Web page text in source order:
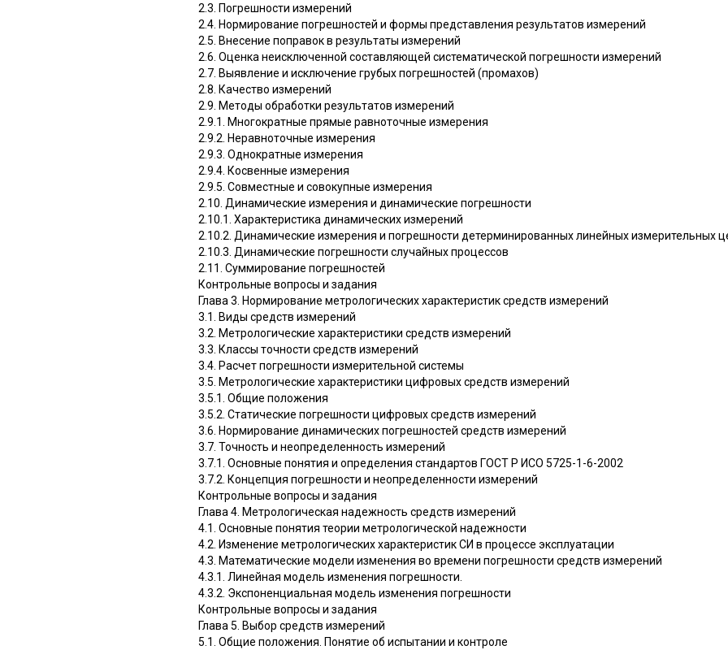
2.3. Погрешности измерений
2.4. Нормирование погрешностей и формы представления результатов измерений
2.5. Внесение поправок в результаты измерений
2.6. Оценка неисключенной составляющей систематической погрешности измерений
2.7. Выявление и исключение грубых погрешностей (промахов)
2.8. Качество измерений
2.9. Методы обработки результатов измерений
2.9.1. Многократные прямые равноточные измерения
2.9.2. Неравноточные измерения
2.9.3. Однократные измерения
2.9.4. Косвенные измерения
2.9.5. Совместные и совокупные измерения
2.10. Динамические измерения и динамические погрешности
2.10.1. Характеристика динамических измерений
2.10.2. Динамические измерения и погрешности детерминированных линейных измерительных
2.10.3. Динамические погрешности случайных процессов
2.11. Суммирование погрешностей
Контрольные вопросы и задания
Глава 3. Нормирование метрологических характеристик средств измерений
3.1. Виды средств измерений
3.2. Метрологические характеристики средств измерений
3.3. Классы точности средств измерений
3.4. Расчет погрешности измерительной системы
3.5. Метрологические характеристики цифровых средств измерений
3.5.1. Общие положения
3.5.2. Статические погрешности цифровых средств измерений
3.6. Нормирование динамических погрешностей средств измерений
3.7. Точность и неопределенность измерений
3.7.1. Основные понятия и определения стандартов ГОСТ Р ИСО 5725-1-6-2002
3.7.2. Концепция погрешности и неопределенности измерений
Контрольные вопросы и задания
Глава 4. Метрологическая надежность средств измерений
4.1. Основные понятия теории метрологической надежности
4.2. Изменение метрологических характеристик СИ в процессе эксплуатации
4.3. Математические модели изменения во времени погрешности средств измерений
4.3.1. Линейная модель изменения погрешности.
4.3.2. Экспоненциальная модель изменения погрешности
Контрольные вопросы и задания
Глава 5. Выбор средств измерений
5.1. Общие положения. Понятие об испытании и контроле